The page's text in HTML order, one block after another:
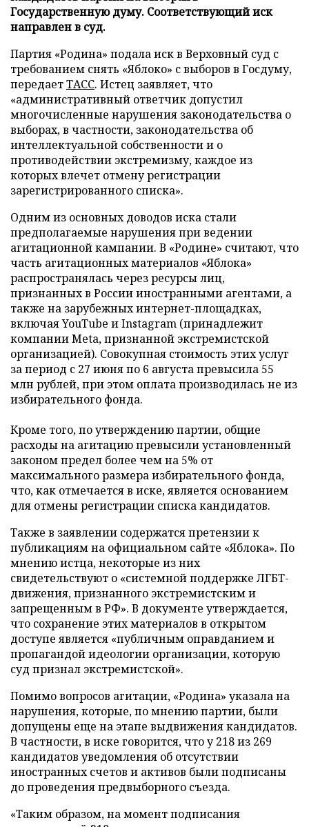
Государственную думу. Соответствующий иск
направлен в суд.
Партия «Родина» подала иск в Верховный суд с
требованием снять «Яблоко» с выборов в Госдуму,
передаетТАСС. Истец заявляет, что
«административный ответчик допустил
многочисленные нарушения законодательства о
выборах, в частности, законодательства об
интеллектуальной собственности и о
противодействии экстремизму, каждое из
которых влечет отмену регистрации
зарегистрированного списка».
Одним из основных доводов иска стали
предполагаемые нарушения при ведении
агитационной кампании. В «Родине» считают, что
часть агитационных материалов «Яблока»
распространялась через ресурсы лиц,
признанных в России иностранными агентами, а
также на зарубежных интернет-площадках,
включая YouTube и Instagram (принадлежит
компании Meta, признанной экстремистской
организацией). Совокупная стоимость этих услуг
за период с 27 июня по 6 августа превысила 55
млн рублей, при этом оплата производилась не из
избирательного фонда.
Кроме того, по утверждению партии, общие
расходы на агитацию превысили установленный
законом предел более чем на 5% от
максимального размера избирательного фонда,
что, как отмечается в иске, является основанием
для отмены регистрации списка кандидатов.
Также в заявлении содержатся претензии к
публикациям на официальном сайте «Яблока». По
мнению истца, некоторые из них
свидетельствуют о «системной поддержке ЛГБТ-
движения, признанного экстремистским и
запрещенным в РФ». В документе утверждается,
что сохранение этих материалов в открытом
доступе является «публичным оправданием и
пропагандой идеологии организации, которую
суд признал экстремистской».
Помимо вопросов агитации, «Родина» указала на
нарушения, которые, по мнению партии, были
допущены еще на этапе выдвижения кандидатов.
В частности, в иске говорится, что у 218 из 269
кандидатов уведомления об отсутствии
иностранных счетов и активов были подписаны
до проведения предвыборного съезда.
«Таким образом, на момент подписания